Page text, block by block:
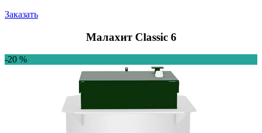
Заказать
Малахит Classic 6
-20 %